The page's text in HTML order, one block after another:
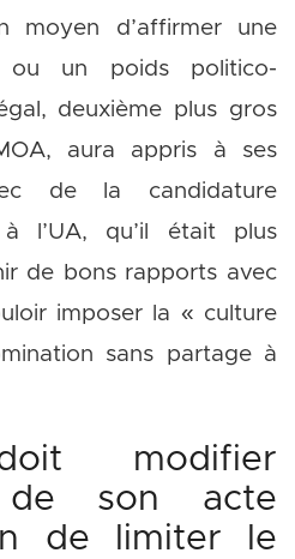
moyen d’affirmer une
ou un poids politico-
deuxième plus gros
aura appris à ses
de la candidature
à l’UA, qu’il était plus
de bons rapports avec
imposer la « culture
sans partage à
modifier
de son acte
de limiter le